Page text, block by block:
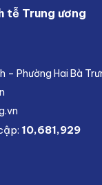
tễ Trung ương
– Phường Hai Bà
10,681,929